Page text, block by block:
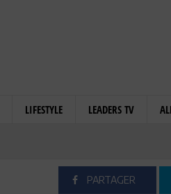
LIFESTYLE LEADERS TV
PARTAGER